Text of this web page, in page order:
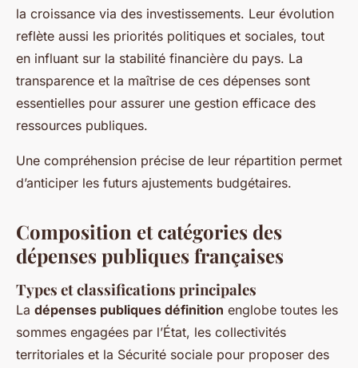
la croissance via des investissements. Leur évolution
reflète aussi les priorités politiques et sociales, tout
en influant sur la stabilité financière du pays. La
transparence et la maîtrise de ces dépenses sont
essentielles pour assurer une gestion efficace des
ressources publiques.
Une compréhension précise de leur répartition permet
d’anticiper les futurs ajustements budgétaires.
Composition et catégories des
dépenses publiques françaises
Types et classifications principales
La dépenses publiques définition englobe toutes les
sommes engagées par l’État, les collectivités
territoriales et la Sécurité sociale pour proposer des